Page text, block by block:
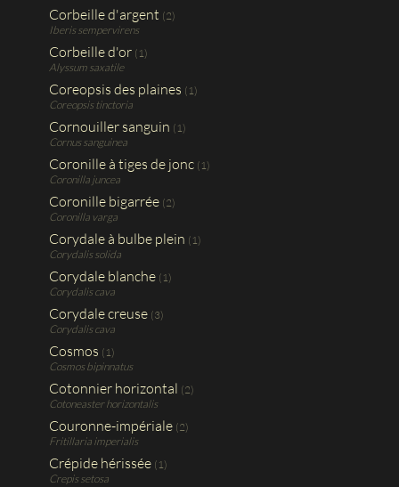
Corbeille d'argent (2)
Iberis sempervirens
Corbeille d'or (1)
Alyssum saxatile
Coreopsis des plaines (1)
Coreopsis tinctoria
Cornouiller sanguin (1)
Cornus sanguinea
Coronille à tiges de jonc (1)
Coronilla juncea
Coronille bigarrée (2)
Coronilla varga
Corydale à bulbe plein (1)
Corydalis solida
Corydale blanche (1)
Corydalis cava
Corydale creuse (3)
Corydalis cava
Cosmos (1)
Cosmos bipinnatus
Cotonnier horizontal (2)
Cotoneaster horizontalis
Couronne-impériale (2)
Fritillaria imperialis
Crépide hérissée (1)
Crepis setosa